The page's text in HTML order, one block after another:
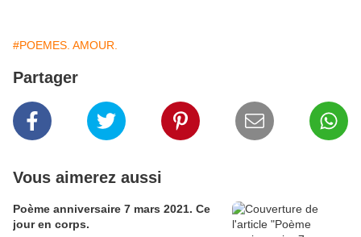
#POEMES. AMOUR.
Partager
Vous aimerez aussi
Poème anniversaire 7 mars 2021. Ce
jour en corps.